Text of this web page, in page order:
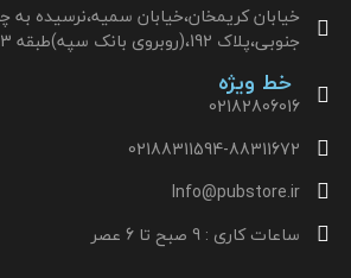
خیابان کریمخان،خیابان سمیه،نرسیده به
جنوبی،پلاک 192،(روبروی بانک سپه)طبقه 3،واحد 14
خط ویژه
02182806016
02188311594-88311672
Info@pubstore.ir
ساعات کاری : 9 صبح تا 6 عصر